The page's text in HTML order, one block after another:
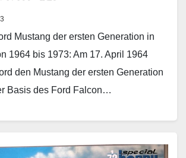
Mustang der ersten Generation in
1964 bis 1973: Am 17. April 1964
den Mustang der ersten Generation
Basis des Ford Falcon…